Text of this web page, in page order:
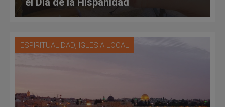
ESPIRITUALIDAD, IGLESIA LOCAL